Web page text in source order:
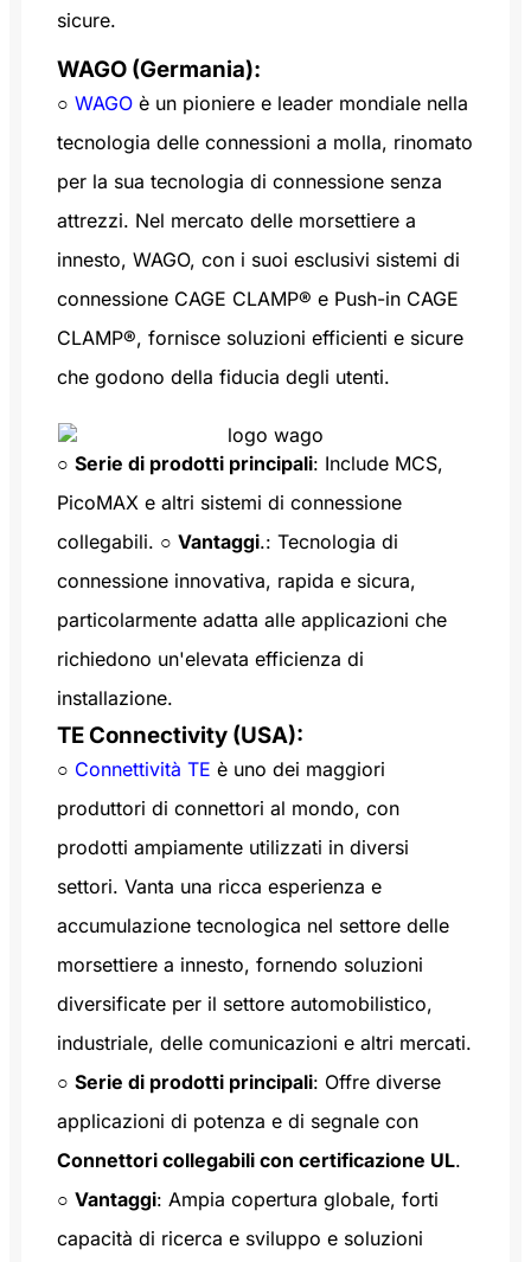
sicure.
WAGO (Germania):
○ WAGO è un pioniere e leader mondiale nella
tecnologia delle connessioni a molla, rinomato
per la sua tecnologia di connessione senza
attrezzi. Nel mercato delle morsettiere a
innesto, WAGO, con i suoi esclusivi sistemi di
connessione CAGE CLAMP® e Push-in CAGE
CLAMP®, fornisce soluzioni efficienti e sicure
che godono della fiducia degli utenti.
○ Serie di prodotti principali: Include MCS,
PicoMAX e altri sistemi di connessione
collegabili. ○ Vantaggi.: Tecnologia di
connessione innovativa, rapida e sicura,
particolarmente adatta alle applicazioni che
richiedono un'elevata efficienza di
installazione.
TE Connectivity (USA):
○ Connettività TE è uno dei maggiori
produttori di connettori al mondo, con
prodotti ampiamente utilizzati in diversi
settori. Vanta una ricca esperienza e
accumulazione tecnologica nel settore delle
morsettiere a innesto, fornendo soluzioni
diversificate per il settore automobilistico,
industriale, delle comunicazioni e altri mercati.
○ Serie di prodotti principali: Offre diverse
applicazioni di potenza e di segnale con
Connettori collegabili con certificazione UL.
○ Vantaggi: Ampia copertura globale, forti
capacità di ricerca e sviluppo e soluzioni